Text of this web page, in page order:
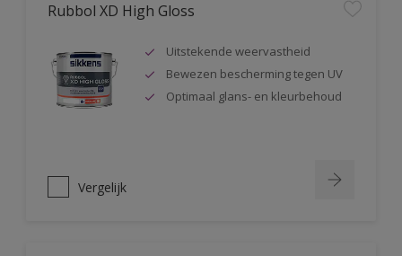
Rubbol XD High Gloss
Uitstekende weervastheid
Bewezen bescherming tegen UV
Optimaal glans- en kleurbehoud
Vergelijk